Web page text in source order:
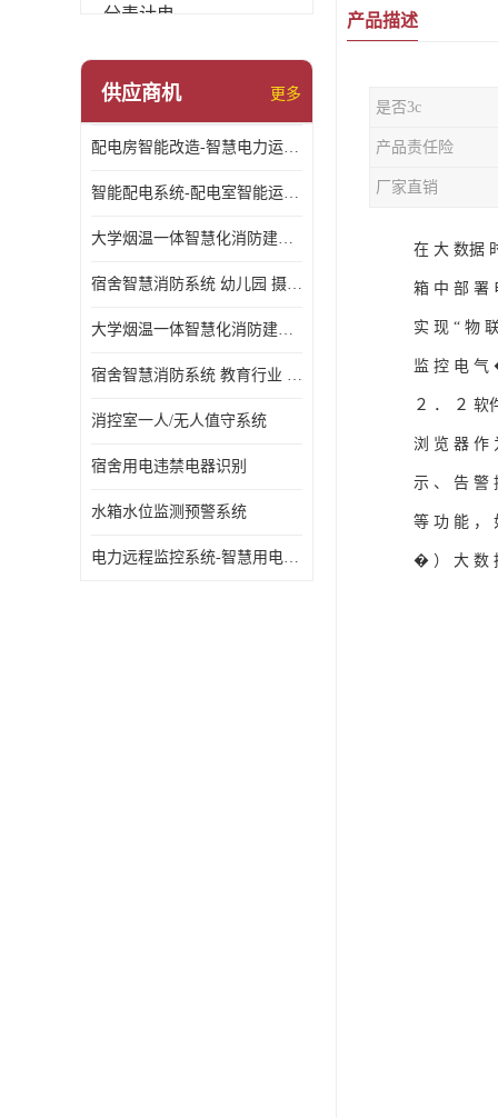
分表计电
环保用电监管系统
供应商机 更多
配电房智能改造-智慧电力运维云平台
智能配电系统-配电室智能运维监控系统-智能化配电系统平台厂家
大学烟温一体智慧化消防建设 大学校园 消防数字化
宿舍智慧消防系统 幼儿园 摄像头升级
大学烟温一体智慧化消防建设 培训机构 数字化
宿舍智慧消防系统 教育行业 摄像头升级
消控室一人/无人值守系统
宿舍用电违禁电器识别
水箱水位监测预警系统
电力远程监控系统-智慧用电安全监控管理系统
产品描述
是否3c
产品责任险
厂家直销
在 大 数据
箱 中 部 署
实 现 “ 物
监 控 电
２ ． ２
浏 览 器 作
示 、 告 警
等 功 能 ，
� ） 大 数